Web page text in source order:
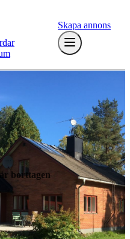
Skapa annons
borttagen